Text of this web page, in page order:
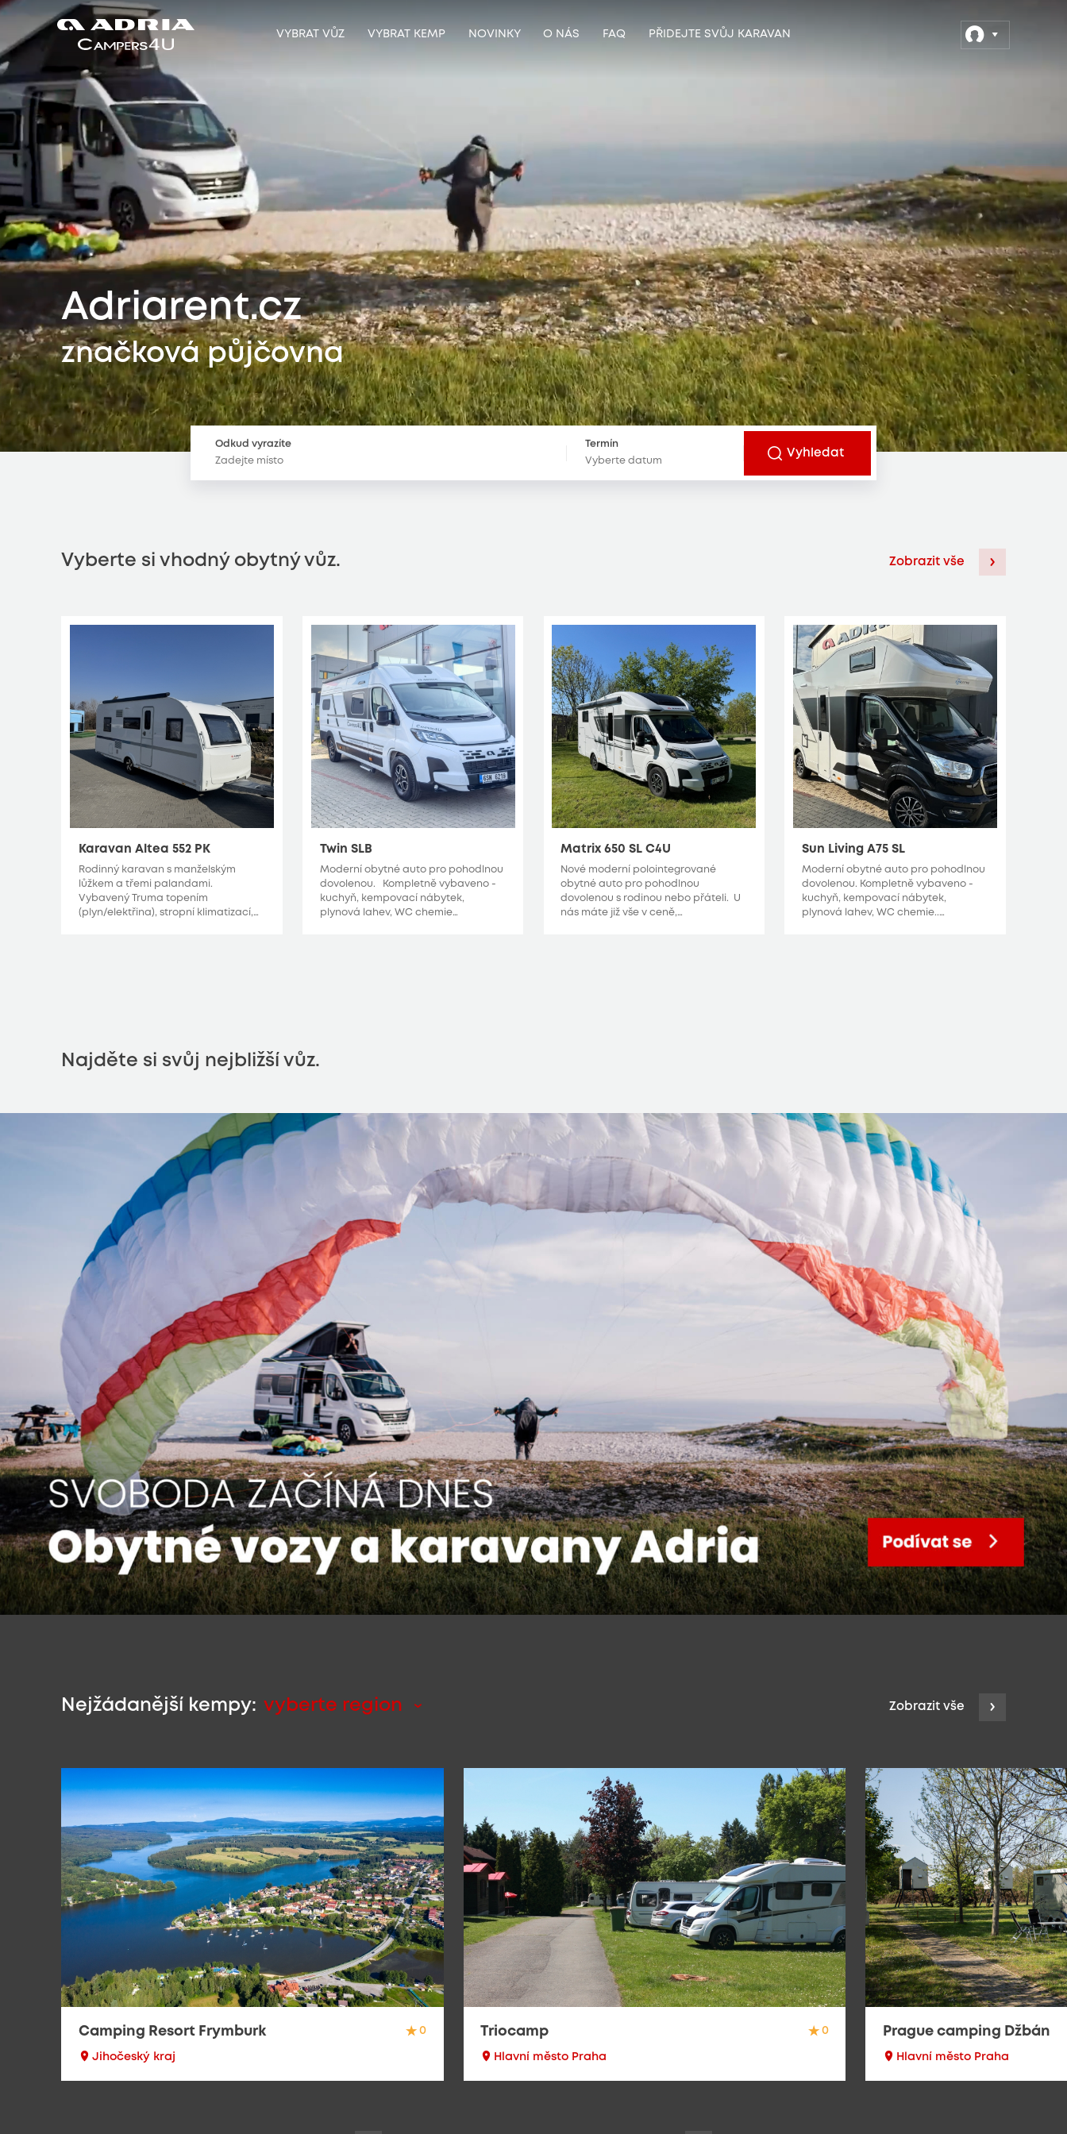
VYBRAT VŮZ VYBRAT KEMP NOVINKY O NÁS FAQ PŘIDEJTE SVŮJ KARAVAN
Adriarent.cz
značková půjčovna
Odkud vyrazíte Termín
Vyhledat
Vyberte si vhodný obytný vůz. Zobrazit vše
Karavan Altea 552 PK
Rodinný karavan s manželským
lůžkem a třemi palandami.
Vybavený Truma topením
(plyn/elektřina), stropní klimatizací,…
Twin SLB
Moderní obytné auto pro pohodlnou
dovolenou. Kompletně vybaveno -
kuchyň, kempovací nábytek,
plynová lahev, WC chemie…
Matrix 650 SL C4U
Nové moderní polointegrované
obytné auto pro pohodlnou
dovolenou s rodinou nebo přáteli. U
nás máte již vše v ceně,…
Sun Living A75 SL
Moderní obytné auto pro pohodlnou
dovolenou. Kompletně vybaveno -
kuchyň, kempovací nábytek,
plynová lahev, WC chemie..…
Najděte si svůj nejbližší vůz.
Nejžádanější kempy: vyberte region Zobrazit vše
Camping Resort Frymburk 0
Jihočeský kraj
Triocamp 0
Hlavní město Praha
Prague camping Džbán
Hlavní město Praha